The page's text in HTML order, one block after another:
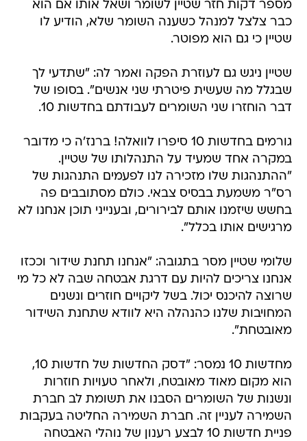
מספר דקות חזר שטיין לשומר ושאל אותו אם הוא
כבר צלצל למנהל כשענה השומר שלא, הודיע לו
שטיין כי גם הוא מפוטר.
שטיין ניגש גם לעוזרת הפקה ואמר לה: "שתדעי לך
שבגלל מה שעשית פיטרתי שני אנשים". בסופו של
דבר הוחזרו שני השומרים לעבודתם בחדשות 10.
גורמים בחדשות 10 סיפרו לוואלה! ברנז'ה כי מדובר
במקרה אחד שמעיד על התנהלותו של שטיין.
"ההתנהגות שלו מזכירה לנו לפעמים התנהגות של
רס"ר משמעת בבסיס צבאי. כולם מסתובבים פה
בחשש שיזמנו אותם לבירורים, ובענייני תוכן אנחנו לא
מרגישים אותו בכלל".
שלומי שטיין מסר בתגובה: "אנחנו תחנת שידור וככזו
אנחנו צריכים להיות עם דרגת אבטחה שבה לא כל מי
שרוצה להיכנס יכול. בשל ליקויים חוזרים ונשנים
המחויבות שלנו כהנהלה היא לוודא שתחנת השידור
מאובטחת".
מחדשות 10 נמסר: "דסק החדשות של חדשות 10,
הוא מקום מאוד מאובטח, ולאחר טעויות חוזרות
ונשנות של השומרים הסבנו את תשומת לב חברת
השמירה לעניין זה. חברת השמירה החליטה בעקבות
פניית חדשות 10 לבצע רענון של נוהלי האבטחה